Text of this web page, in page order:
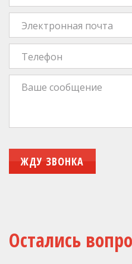
ЖДУ ЗВОНКА
Остались